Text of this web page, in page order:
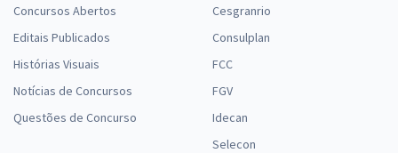
Concursos Abertos
Editais Publicados
Histórias Visuais
Notícias de Concursos
Questões de Concurso
Cesgranrio
Consulplan
FCC
FGV
Idecan
Selecon